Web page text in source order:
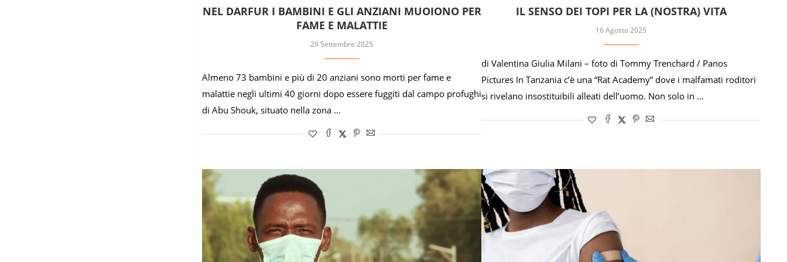
NEL DARFUR I BAMBINI E GLI ANZIANI MUOIONO PER
FAME E MALATTIE
29 Settembre 2025
Almeno 73 bambini e più di 20 anziani sono morti per fame e
malattie negli ultimi 40 giorni dopo essere fuggiti dal campo profughi
di Abu Shouk, situato nella zona …
IL SENSO DEI TOPI PER LA (NOSTRA) VITA
16 Agosto 2025
di Valentina Giulia Milani – foto di Tommy Trenchard / Panos
Pictures In Tanzania c’è una “Rat Academy” dove i malfamati roditori
si rivelano insostituibili alleati dell’uomo. Non solo in …